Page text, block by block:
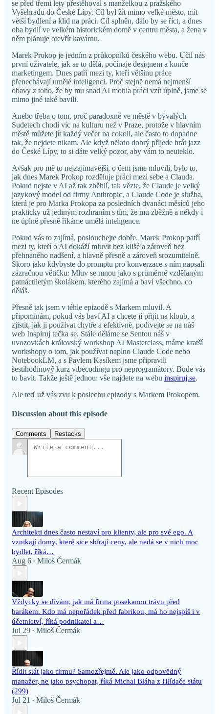
se před třemi lety přestěhoval s manželkou z pražského
Vyšehradu do České Lípy. Cíl byl žít mimo velké město, mít
větší bydlení a klid na práci. Cíl splněn, dalo by se říct, a dnes
oba bydlí ve velkém historickém domě v centru města, a žena v
něm plánuje otevřít kavárnu.
Marek Prokop je jedním z průkopníků českého webu. Učil nás
první uživatele, jak se to dělá, počínaje designem a konče
marketingem. Dnes patří mezi ty, kteří většinu práce
přenechávají umělé inteligenci. Proč stejně nemá nejmenší
obavy z toho, že by mu snad AI mohla práci vzít úplně, jsme se
mimo jiné také bavili.
Anebo třeba o tom, proč paradoxně ve městě v bývalých
Sudetech chodí víc na kulturu než v Praze, protože v hlavním
městě můžete jít každý večer na cokoli, ale často to dopadne
tak, že nejdete nikam. Ale když někdo dobrý přijede hrát jazz
do České Lípy, to si dáte velký pozor, aby vám to neuteklo.
Avšak pro mě to nejzajímavější, o čem jsme mluvili, bylo to,
jak dnes Marek Prokop rozděluje práci mezi sebe a Clauda.
Pokud nejste v AI až tak zběhlí, tak vězte, že Claude je velký
jazykový model od firmy Anthropic, a Claude Code je služba,
která je pro Marka Prokopa za posledních dvanáct měsíců jeho
prakticky už jediným rozhraním s tím, že mu zběžně a někdy i
ne úplně přesně říkáme umělá inteligence.
Pokud vás to zajímá, poslouchejte dobře. Marek Prokop patří
mezi ty, kteří o AI dokáží mluvit bez klišé a zároveň bez
přehnaného nadšení, a hlavně přesně a zároveň srozumitelně.
Skoro jako kdybyste do promptu pro konverzace s ním napsali
zázračnou větičku: Mluv se mnou jako s průměrně vzdělaným
patnáctiletým školákem, kterého zajímá a baví všechno, co
děláš.
Přesně tak jsem v téhle epizodě s Markem mluvil. A
připomínám, pokud vás baví AI a chcete jí přijít na kloub, a
zjistit, jak ji používat chytře a efektivně, podívejte se na náš
web Inspiruj tečka se. Stále děláme se Sentou náš v
uvozovkách královský workshop AI Masterclass, máme kratší
workshopy o tom, jak používat naplno Claude Code nebo
NotebookLM, a s Pavlem Kasíkem jsme připravili
šestihodinový kurz vibecodingu pro neprogramátory. Bude vás
to bavit. Takže ještě jednou: vše najdete na webu inspiruj.se.
Ale teď už vás zvu k poslechu epizody s Markem Prokopem.
Discussion about this episode
Comments Restacks
Recent Episodes
Architekti dnes často nestaví pro klienty, ale pro své ego. A
vznikají domy, které sice sbírají ceny, ale nedá se v nich moc
bydlet, říká…
Aug 6 • Miloš Čermák
Vždycky se dívám, jak má firma posekanou trávu před
barákem. Kdo má nepořádek před fabrikou, má ho nejspíš i v
účetnictví, říká podnikatel a…
Jul 29 • Miloš Čermák
Řídit stát jako firmu? Samozřejmě. Ale jako odpovědný
manažer, ne jako psychopat, říká Michal Bláha z Hlídače státu
(299)
Jul 21 • Miloš Čermák